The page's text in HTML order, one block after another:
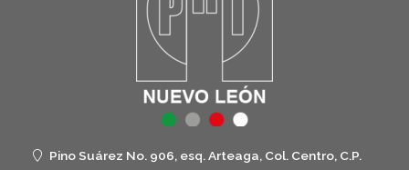
Pino Suárez No. 906, esq. Arteaga, Col. Centro, C.P.